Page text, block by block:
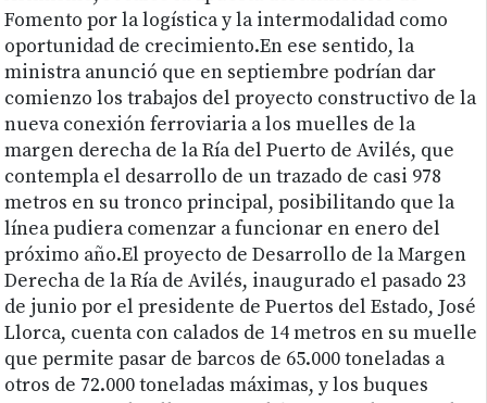
Fomento por la logística y la intermodalidad como
oportunidad de crecimiento.En ese sentido, la
ministra anunció que en septiembre podrían dar
comienzo los trabajos del proyecto constructivo de la
nueva conexión ferroviaria a los muelles de la
margen derecha de la Ría del Puerto de Avilés, que
contempla el desarrollo de un trazado de casi 978
metros en su tronco principal, posibilitando que la
línea pudiera comenzar a funcionar en enero del
próximo año.El proyecto de Desarrollo de la Margen
Derecha de la Ría de Avilés, inaugurado el pasado 23
de junio por el presidente de Puertos del Estado, José
Llorca, cuenta con calados de 14 metros en su muelle
que permite pasar de barcos de 65.000 toneladas a
otros de 72.000 toneladas máximas, y los buques